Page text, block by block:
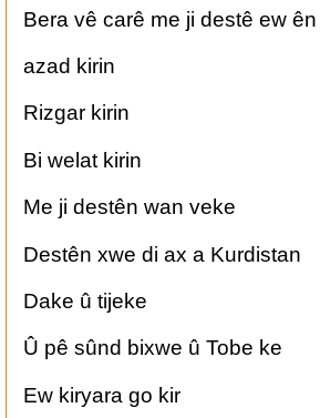
Bera vê carê me ji destê ew
azad kirin
Rizgar kirin
Bi welat kirin
Me ji destên wan veke
Destên xwe di ax a Kurdistan
Dake û tijeke
Û pê sûnd bixwe û Tobe ke
Ew kiryara go kir